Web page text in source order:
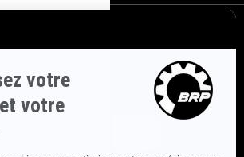
courriels. Recevez les dernières nouvelles, les
événements et les offres.